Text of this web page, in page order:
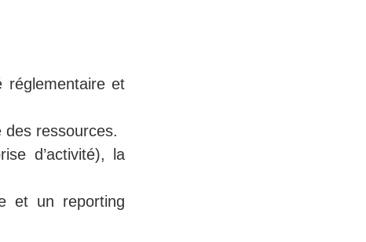
réglementaire et
des ressources.
d’activité), la
et un reporting